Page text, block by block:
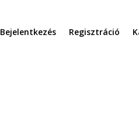
Bejelentkezés Regisztráció